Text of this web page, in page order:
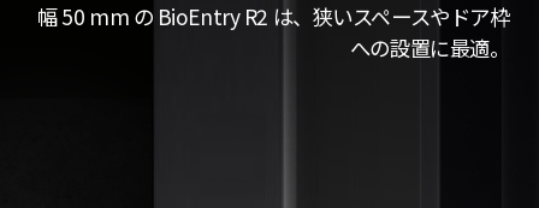
幅 50 mm の BioEntry R2 は、狭いスペースやドア枠
への設置に最適。